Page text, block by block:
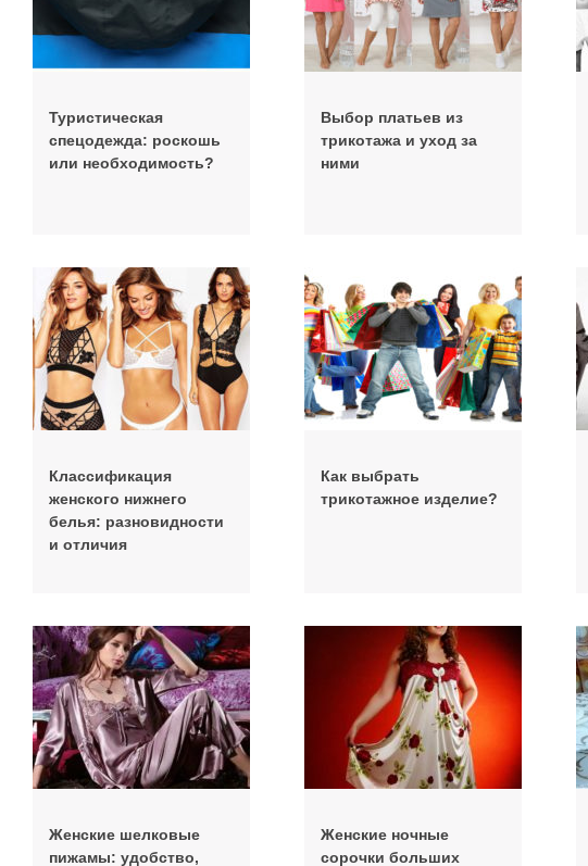
Туристическая
спецодежда: роскошь
или необходимость?
Выбор платьев из
трикотажа и уход за
ними
Классификация
женского нижнего
белья: разновидности
и отличия
Как выбрать
трикотажное изделие?
Женские шелковые
пижамы: удобство,
Женские ночные
сорочки больших